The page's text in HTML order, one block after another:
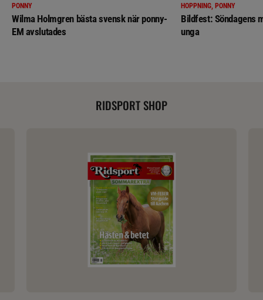
PONNY
Wilma Holmgren bästa svensk när ponny-
EM avslutades
HOPPNING, PONNY
Bildfest: Söndagens
unga
RIDSPORT SHOP